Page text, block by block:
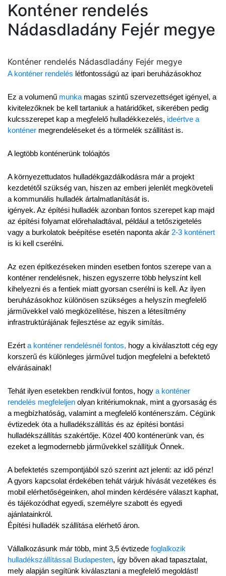
Konténer rendelés
Nádasdladány Fejér megye
Konténer rendelés Nádasdladány Fejér megye
A konténer rendelés létfontosságú az ipari beruházásokhoz
Ez a volumenű munka magas szintű szervezettséget igényel, a
kivitelezőknek be kell tartaniuk a határidőket, sikerében pedig
kulcsszerepet kap a megfelelő hulladékkezelés, ideértve a
konténer megrendeléseket és a törmelék szállítást is.
A legtöbb konténerünk tolóajtós
A környezettudatos hulladékgazdálkodásra már a projekt
kezdetétől szükség van, hiszen az emberi jelenlét megköveteli
a kommunális hulladék ártalmatlanítását is.
igények. Az építési hulladék azonban fontos szerepet kap majd
az építési folyamat előrehaladtával, például a tetőszigetelés
vagy a burkolatok beépítése esetén naponta akár
is ki kell cserélni.
Az ezen építkezéseken minden esetben fontos szerepe van a
konténer rendelésnek, hiszen egyszerre több helyszínt kell
kihelyezni és a fentiek miatt gyorsan cserélni is kell. Az ilyen
beruházásokhoz különösen szükséges a helyszín megfelelő
járművekkel való megközelítése, hiszen a létesítmény
infrastruktúrájának fejlesztése az egyik simítás.
Ezért a konténer rendelésnél fontos, hogy a kiválasztott cég egy
korszerű és különleges járművel tudjon megfelelni a befektető
elvárásainak!
Tehát ilyen esetekben rendkívül fontos, hogy a konténer
rendelés megfeleljen olyan kritériumoknak, mint a gyorsaság és
a megbízhatóság, valamint a megfelelő konténerszám. Cégünk
évtizedek óta a hulladékszállítás és az építési bontási
hulladékszállítás szakértője. Közel 400 konténerünk van, és
ezeket a legmodernebb járművekkel szállítjuk Önnek.
A befektetés szempontjából szó szerint azt jelenti: az idő pénz!
A gyors kapcsolat érdekében tehát várjuk hívását vezetékes és
mobil elérhetőségeinken, ahol minden kérdésére választ kaphat,
és tájékozódhat egyedi, személyre szabott és egyedi
ajánlatainkról.
Építési hulladék szállítása elérhető áron.
Vállalkozásunk már több, mint 3,5 évtizede foglalkozik
hulladékszállítással Budapesten, így bőven akad tapasztalat,
mely alapján segítünk kiválasztani a megfelelő megoldást!